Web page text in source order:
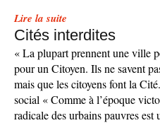
Lire la suite
Cités interdites
« La plupart prennent une ville
pour un Citoyen. Ils ne savent
mais que les citoyens font la
social « Comme à l’époque
radicale des urbains pauvres